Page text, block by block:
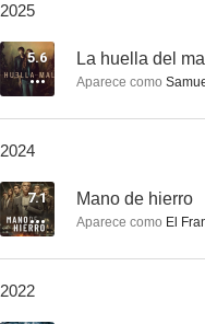
5.4
2025
5.6 La huella del
Aparece como
2024
7.1 Mano de hierro
Aparece como El
2022